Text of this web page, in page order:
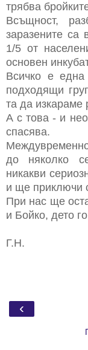
трябва
Всъщност,
заразените
1/5 от
основен
Всичко е
подходящи
та да изкараме
А с това - и
спасява.
до няколко
никакви
и ще приключи
При нас ще
и Бойко, дето
Г.Н.
‹